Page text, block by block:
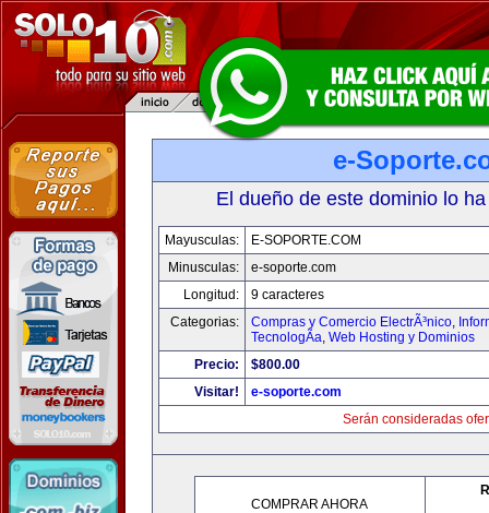
e-
El dueño de este dominio lo
Mayusculas:
E-SOPORTE.COM
Minusculas:
e-soporte.com
Longitud:
9 caracteres
Categorias:
Compras y Comercio ElectrÃ³nico,
TecnologÃ­a, Web Hosting y Dominios
Precio:
$800.00
Visitar!
e-soporte.com
Serán consideradas
COMPRAR AHORA